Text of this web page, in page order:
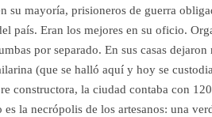
su mayoría, prisioneros de guerra
país. Eran los mejores en su oficio.
por separado. En sus casas
(que se halló aquí y hoy se
constructora, la ciudad contaba con
la necrópolis de los artesanos: una